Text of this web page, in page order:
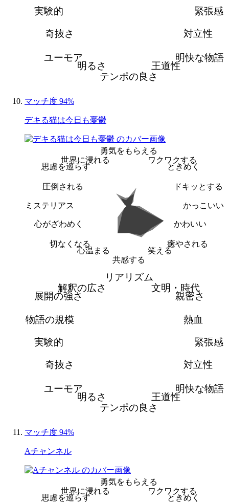
緊張感
対立性
明快な物語
王道性
テンポの良さ
明るさ
ユーモア
奇抜さ
実験的
マッチ度 94%
デキる猫は今日も憂鬱
勇気をもらえる
ワクワクする
ときめく
ドキッとする
かっこいい
かわいい
癒やされる
笑える
共感する
心温まる
切なくなる
心がざわめく
ミステリアス
圧倒される
思慮を巡らす
世界に浸れる
リアリズム
文明・時代
親密さ
熱血
緊張感
対立性
明快な物語
王道性
テンポの良さ
明るさ
ユーモア
奇抜さ
実験的
物語の規模
展開の強さ
解釈の広さ
マッチ度 94%
Aチャンネル
勇気をもらえる
ワクワクする
ときめく
思慮を巡らす
世界に浸れる